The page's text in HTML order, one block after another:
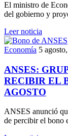
El ministro de
del gobierno y
Leer noticia
Economía 5
ANSES:
RECIBIR EL
AGOSTO
ANSES anunció
de percibir el